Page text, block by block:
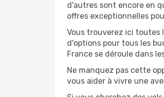
d'autres sont encore en
offres exceptionnelles
Vous trouverez ici toutes
d'options pour tous les
France se déroule dans
Ne manquez pas cette
vous aider à vivre une